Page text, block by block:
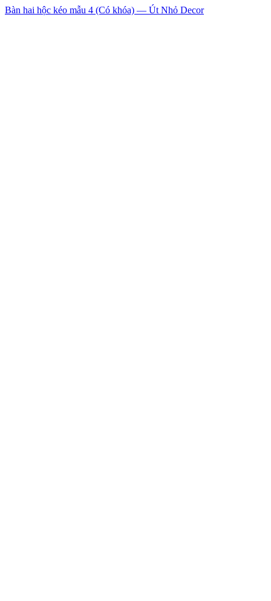
Bàn hai hộc kéo mẫu 4 (Có khóa) — Út Nhỏ Decor